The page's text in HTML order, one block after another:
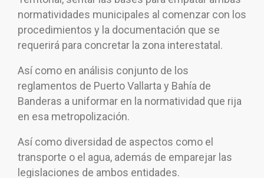
normatividades municipales al comenzar con los
procedimientos y la documentación que se
requerirá para concretar la zona interestatal.
Así como en análisis conjunto de los
reglamentos de Puerto Vallarta y Bahía de
Banderas a uniformar en la normatividad que rija
en esa metropolización.
Así como diversidad de aspectos como el
transporte o el agua, además de emparejar las
legislaciones de ambos entidades.